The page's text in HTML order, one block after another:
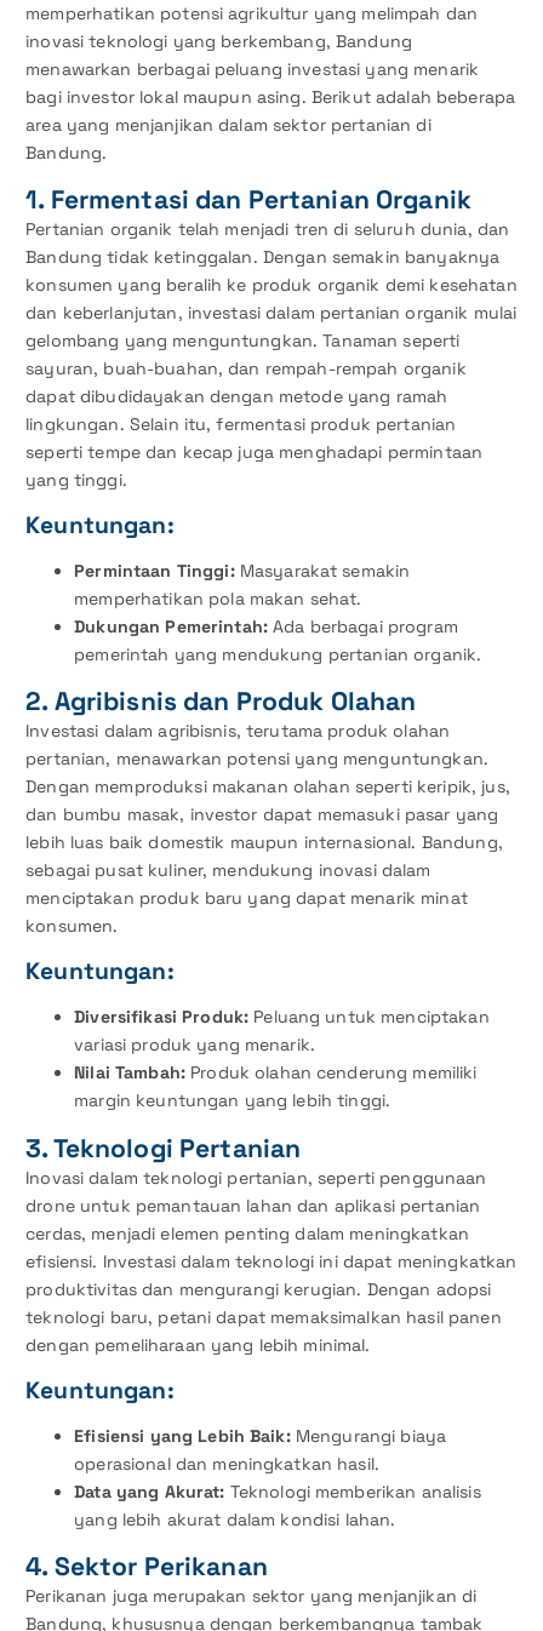
memperhatikan potensi agrikultur yang melimpah dan
inovasi teknologi yang berkembang, Bandung
menawarkan berbagai peluang investasi yang menarik
bagi investor lokal maupun asing. Berikut adalah beberapa
area yang menjanjikan dalam sektor pertanian di
Bandung.
1. Fermentasi dan Pertanian Organik
Pertanian organik telah menjadi tren di seluruh dunia, dan
Bandung tidak ketinggalan. Dengan semakin banyaknya
konsumen yang beralih ke produk organik demi kesehatan
dan keberlanjutan, investasi dalam pertanian organik mulai
gelombang yang menguntungkan. Tanaman seperti
sayuran, buah-buahan, dan rempah-rempah organik
dapat dibudidayakan dengan metode yang ramah
lingkungan. Selain itu, fermentasi produk pertanian
seperti tempe dan kecap juga menghadapi permintaan
yang tinggi.
Keuntungan:
Permintaan Tinggi:Masyarakat semakin
memperhatikan pola makan sehat.
Dukungan Pemerintah:Ada berbagai program
pemerintah yang mendukung pertanian organik.
2. Agribisnis dan Produk Olahan
Investasi dalam agribisnis, terutama produk olahan
pertanian, menawarkan potensi yang menguntungkan.
Dengan memproduksi makanan olahan seperti keripik, jus,
dan bumbu masak, investor dapat memasuki pasar yang
lebih luas baik domestik maupun internasional. Bandung,
sebagai pusat kuliner, mendukung inovasi dalam
menciptakan produk baru yang dapat menarik minat
konsumen.
Keuntungan:
Diversifikasi Produk: Peluang untuk menciptakan
variasi produk yang menarik.
Nilai Tambah:Produk olahan cenderung memiliki
margin keuntungan yang lebih tinggi.
3. Teknologi Pertanian
Inovasi dalam teknologi pertanian, seperti penggunaan
drone untuk pemantauan lahan dan aplikasi pertanian
cerdas, menjadi elemen penting dalam meningkatkan
efisiensi. Investasi dalam teknologi ini dapat meningkatkan
produktivitas dan mengurangi kerugian. Dengan adopsi
teknologi baru, petani dapat memaksimalkan hasil panen
dengan pemeliharaan yang lebih minimal.
Keuntungan:
Efisiensi yang Lebih Baik:Mengurangi biaya
operasional dan meningkatkan hasil.
Data yang Akurat: Teknologi memberikan analisis
yang lebih akurat dalam kondisi lahan.
4. Sektor Perikanan
Perikanan juga merupakan sektor yang menjanjikan di
Bandung, khususnya dengan berkembangnya tambak